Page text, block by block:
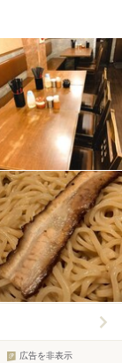
広告を非表示